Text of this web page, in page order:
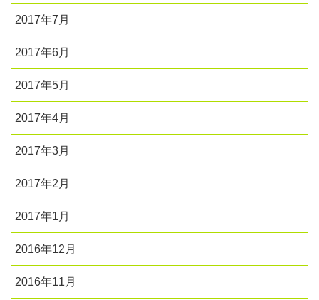
2017年7月
2017年6月
2017年5月
2017年4月
2017年3月
2017年2月
2017年1月
2016年12月
2016年11月